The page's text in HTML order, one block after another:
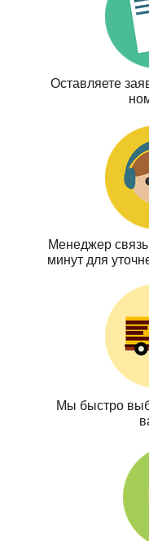
Оставляете
Менеджер
минут для
Мы быстро